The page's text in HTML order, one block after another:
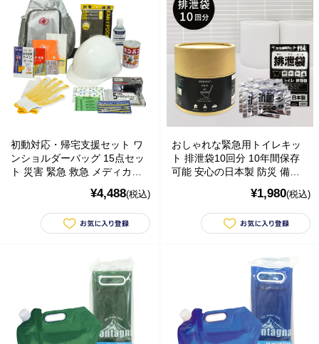
初動対応・帰宅支援セット ワ
ンショルダーバッグ 15点セッ
ト 災害 緊急 救急 メディカル
¥4,488(税込)
おしゃれな緊急用トイレキッ
ト 排泄袋10回分 10年間保存
可能 安心の日本製 防災 備蓄
¥1,980(税込)
北海道・沖縄のお客様には一部送料のご負担をお願いいたします。割引サービスは一
部除外品があります。